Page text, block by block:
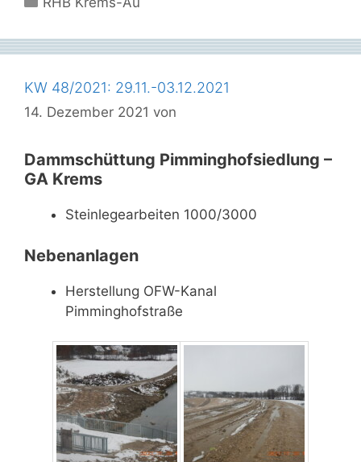
KW 48/2021: 29.11.-03.12.2021
14. Dezember 2021 von
Dammschüttung Pimminghofsiedlung –
GA Krems
Steinlegearbeiten 1000/3000
Nebenanlagen
Herstellung OFW-Kanal
Pimminghofstraße